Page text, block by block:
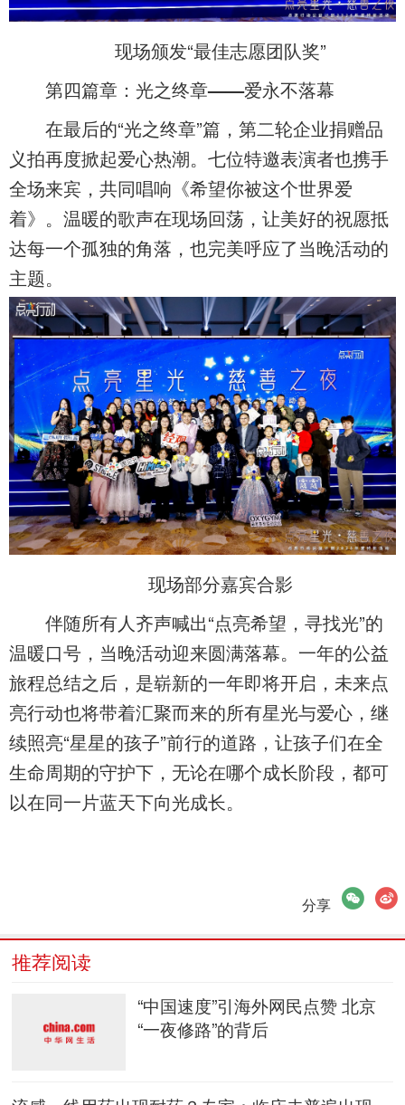
现场颁发“最佳志愿团队奖”
第四篇章：光之终章——爱永不落幕
在最后的“光之终章”篇，第二轮企业捐赠品
义拍再度掀起爱心热潮。七位特邀表演者也携手
全场来宾，共同唱响《希望你被这个世界爱
着》。温暖的歌声在现场回荡，让美好的祝愿抵
达每一个孤独的角落，也完美呼应了当晚活动的
主题。
现场部分嘉宾合影
伴随所有人齐声喊出“点亮希望，寻找光”的
温暖口号，当晚活动迎来圆满落幕。一年的公益
旅程总结之后，是崭新的一年即将开启，未来点
亮行动也将带着汇聚而来的所有星光与爱心，继
续照亮“星星的孩子”前行的道路，让孩子们在全
生命周期的守护下，无论在哪个成长阶段，都可
以在同一片蓝天下向光成长。
分享
微信微博
推荐阅读
“中国速度”引海外网民点赞 北京
“一夜修路”的背后